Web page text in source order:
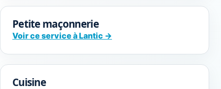
Petite maçonnerie
Voir ce service à Lantic →
Cuisine